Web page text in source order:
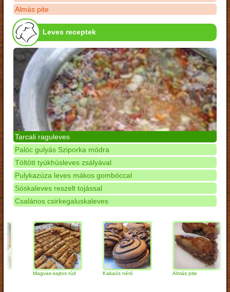
Almás pite
Leves receptek
Tarcali raguleves
Palóc gulyás Sziporka módra
Töltött tyúkhúsleves zsályával
Pulykazúza leves mákos gombóccal
Sóskaleves reszelt tojással
Csalános csirkegaluskaleves
Magvas-sajtos rúd Kakaós néró Almás pite